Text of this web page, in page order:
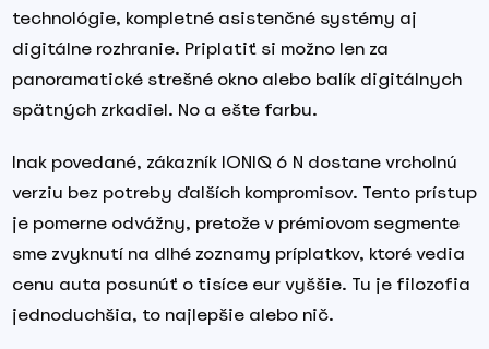
technológie, kompletné asistenčné systémy aj
digitálne rozhranie. Priplatiť si možno len za
panoramatické strešné okno alebo balík digitálnych
spätných zrkadiel. No a ešte farbu.
Inak povedané, zákazník IONIQ 6 N dostane vrcholnú
verziu bez potreby ďalších kompromisov. Tento prístup
je pomerne odvážny, pretože v prémiovom segmente
sme zvyknutí na dlhé zoznamy príplatkov, ktoré vedia
cenu auta posunúť o tisíce eur vyššie. Tu je filozofia
jednoduchšia, to najlepšie alebo nič.